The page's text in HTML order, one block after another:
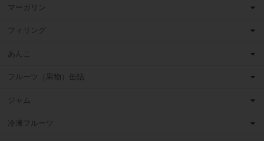
マーガリン
フィリング
あんこ
フルーツ（果物）缶詰
ジャム
冷凍フルーツ